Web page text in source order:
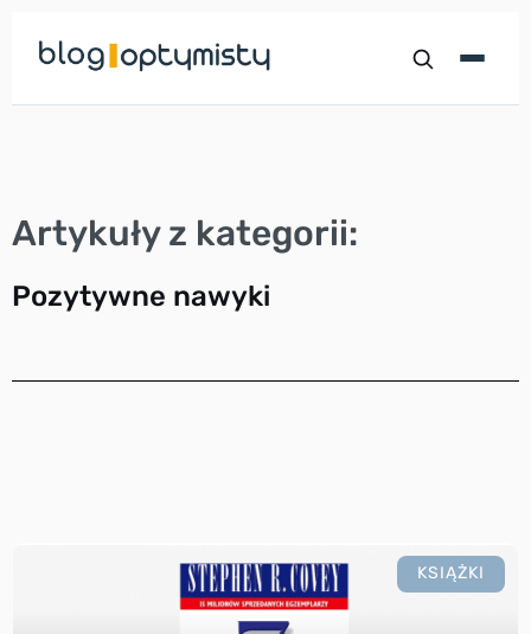
Przejdź
do
Artykuły z kategorii:
Pozytywne nawyki
KSIĄŻKI